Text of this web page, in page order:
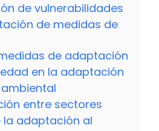
de vulnerabilidades
de medidas de
de adaptación
en la adaptación
entre sectores
la adaptación al